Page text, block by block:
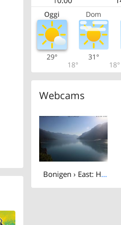
Oggi Dom
29°
18°
31°
18°
Webcams
Bonigen › East: Hotel Seiler au Lac